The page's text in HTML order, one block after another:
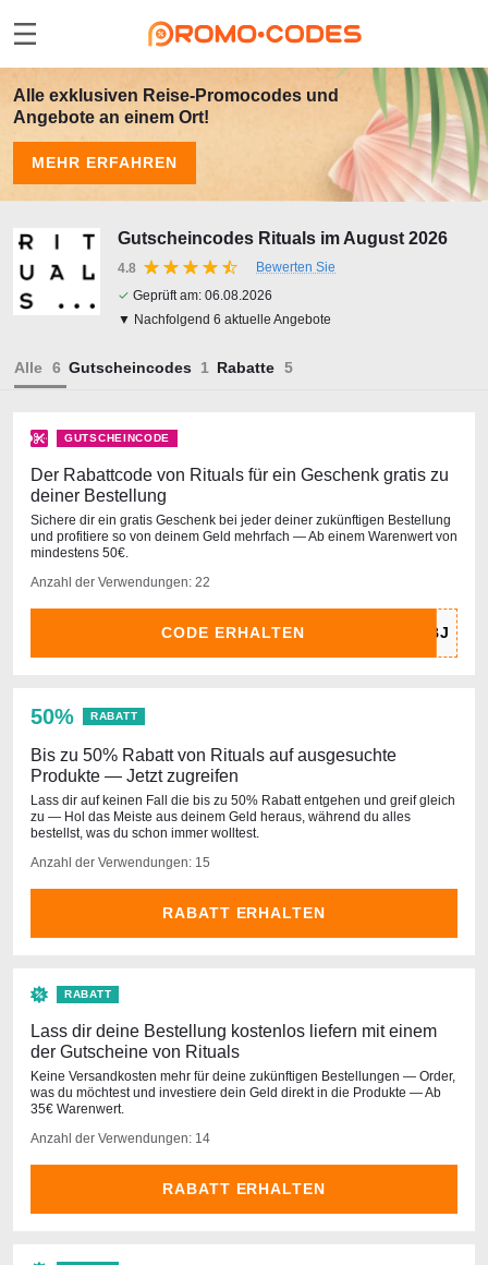
Alle exklusiven Reise-Promocodes und
Angebote an einem Ort!
MEHR ERFAHREN
Gutscheincodes Rituals im August 2026
4.8
Bewerten Sie
✓ Geprüft am: 06.08.2026
▼ Nachfolgend 6 aktuelle Angebote
Alle Gutscheincodes Rabatte
GUTSCHEINCODE
Der Rabattcode von Rituals für ein Geschenk gratis zu
deiner Bestellung
Sichere dir ein gratis Geschenk bei jeder deiner zukünftigen Bestellung
und profitiere so von deinem Geld mehrfach — Ab einem Warenwert von
mindestens 50€.
Anzahl der Verwendungen: 22
CODE ERHALTEN
50% RABATT
Bis zu 50% Rabatt von Rituals auf ausgesuchte
Produkte — Jetzt zugreifen
Lass dir auf keinen Fall die bis zu 50% Rabatt entgehen und greif gleich
zu — Hol das Meiste aus deinem Geld heraus, während du alles
bestellst, was du schon immer wolltest.
Anzahl der Verwendungen: 15
RABATT ERHALTEN
RABATT
Lass dir deine Bestellung kostenlos liefern mit einem
der Gutscheine von Rituals
Keine Versandkosten mehr für deine zukünftigen Bestellungen — Order,
was du möchtest und investiere dein Geld direkt in die Produkte — Ab
35€ Warenwert.
Anzahl der Verwendungen: 14
RABATT ERHALTEN